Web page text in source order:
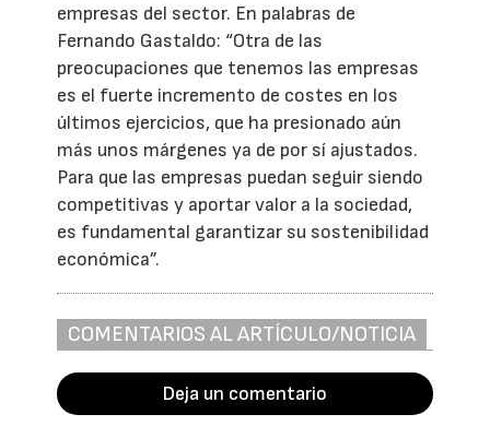
empresas del sector. En palabras de
Fernando Gastaldo: “Otra de las
preocupaciones que tenemos las empresas
es el fuerte incremento de costes en los
últimos ejercicios, que ha presionado aún
más unos márgenes ya de por sí ajustados.
Para que las empresas puedan seguir siendo
competitivas y aportar valor a la sociedad,
es fundamental garantizar su sostenibilidad
económica”.
COMENTARIOS AL ARTÍCULO/NOTICIA
Deja un comentario